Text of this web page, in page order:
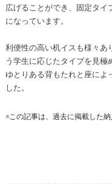
広げることができ、固定タイ
になっています。
利便性の高い机イスも様々あ
う学生に応じたタイプを見極
ゆとりある背もたれと座によ
した。
※この記事は、過去に掲載した